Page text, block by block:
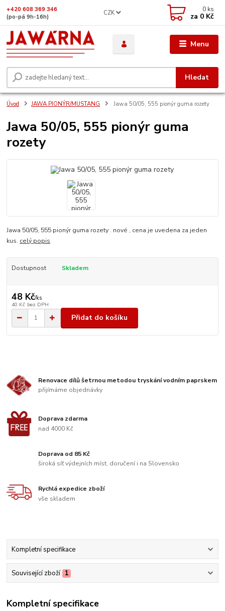
Menu
CZK
Hledat
+420 608 369 346
(po-pá 9h-16h)
0 ks
za 0 Kč
Úvod JAWA PIONÝR/MUSTANG Jawa 50/05, 555 pionýr guma rozety
Jawa 50/05, 555 pionýr guma
rozety
Jawa 50/05, 555 pionýr guma rozety . nové , cena je uvedena za jeden
kus. celý popis
Dostupnost Skladem
48 Kč/ks
40 Kč bez DPH
Přidat do košíku
Renovace dílů šetrnou metodou tryskání vodním paprskem
přijímáme objednávky
Doprava zdarma
nad 4000 Kč
Doprava od 85 Kč
široká síť výdejních míst, doručení i na Slovensko
Rychlá expedice zboží
vše skladem
Kompletní specifikace
Související zboží 1
Kompletní specifikace